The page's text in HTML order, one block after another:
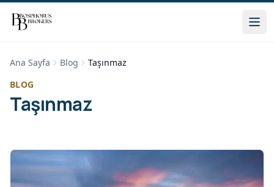
Ana Sayfa Blog
Taşınmaz
BLOG
Taşınmaz